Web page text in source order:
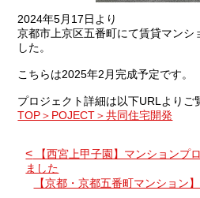
2024年5月17日より
京都市上京区五番町にて賃貸マンシ
した。
こちらは2025年2月完成予定です。
プロジェクト詳細は以下URLよりご
TOP＞POJECT＞共同住宅開発
< 【西宮上甲子園】マンション
ました
【京都・京都五番町マンショ